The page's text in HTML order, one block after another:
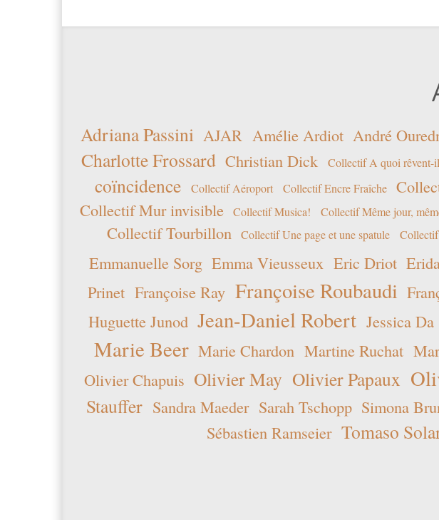
Adriana Passini AJAR Amélie Ardiot André
Charlotte Frossard Christian Dick Collectif A quoi rêvent-
coïncidence
Collectif Aéroport Collectif Encre Fraîche
Collectif Mur invisible Collectif Musica! Collectif Même jour,
Collectif Tourbillon
Collectif Une page et une spatule
Emmanuelle Sorg Emma Vieusseux Eric Driot
Prinet Françoise Ray Françoise Roubaudi
Huguette Junod Jean-Daniel Robert Jessica
Marie Beer Marie Chardon Martine Ruchat
Olivier Chapuis Olivier May Olivier Papaux
Stauffer Sandra Maeder Sarah Tschopp Simona
Sébastien Ramseier Tomaso